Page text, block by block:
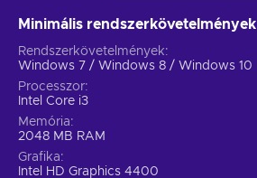
Minimális rendszerkövetelmények
Rendszerkövetelmények
Windows 7 / Windows 8 / Windows 10
Processzor
Intel Core i3
Memória
2048 MB RAM
Grafika
Intel HD Graphics 4400